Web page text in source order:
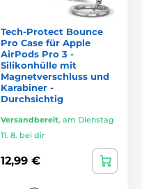
Tech-Protect Bounce
Pro Case für Apple
AirPods Pro 3 -
Silikonhülle mit
Magnetverschluss und
Karabiner -
Durchsichtig
Versandbereit, am Dienstag
11. 8. bei dir
12,99 €